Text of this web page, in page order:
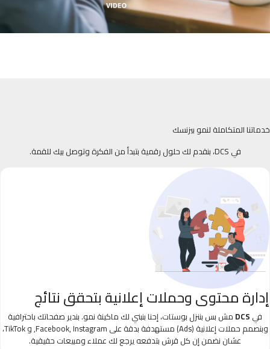
خدماتنا المتكاملة لنمو بيزنسك
في DCS، بنقدم لك حلول رقمية بتبدأ من الفكرة وتوصل بيك للقمة.
إدارة محتوى وحملات إعلانية بتحقق نتائج
في DCS مش بس بننزل بوستات، إحنا بنبني لك ماكينة نمو. بندير صفحاتك باحترافية
وبنصمم حملات إعلانية (Ads) مستهدفة بدقة على Facebook, Instagram, و TikTok،
عشان نضمن إن كل قرش بتدفعه يرجع لك عملاء ومبيعات حقيقية.